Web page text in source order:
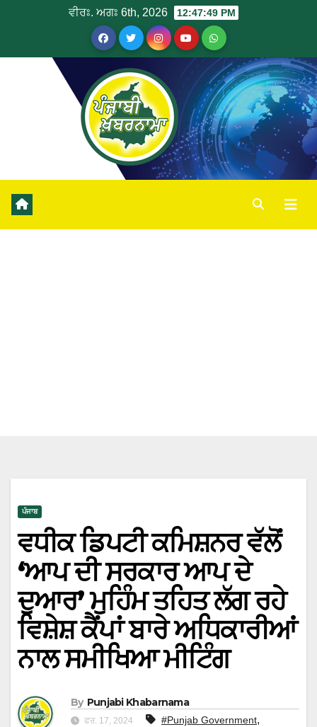
ਵੀਰਃ. ਅਗਃ 6th, 2026 12:47:49 PM
ਪੰਜਾਬ
ਵਧੀਕ ਡਿਪਟੀ ਕਮਿਸ਼ਨਰ ਵੱਲੋਂ
‘ਆਪ ਦੀ ਸਰਕਾਰ ਆਪ ਦੇ
ਦੁਆਰ’ ਮੁਹਿੰਮ ਤਹਿਤ ਲੱਗ ਰਹੇ
ਵਿਸ਼ੇਸ਼ ਕੈਂਪਾਂ ਬਾਰੇ ਅਧਿਕਾਰੀਆਂ
ਨਾਲ ਸਮੀਖਿਆ ਮੀਟਿੰਗ
By Punjabi Khabarnama
ਫਰ. 17, 2024 #Punjab Government,